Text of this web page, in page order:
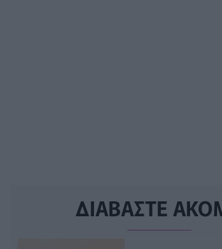
ΔΙΑΒΑΣΤΕ